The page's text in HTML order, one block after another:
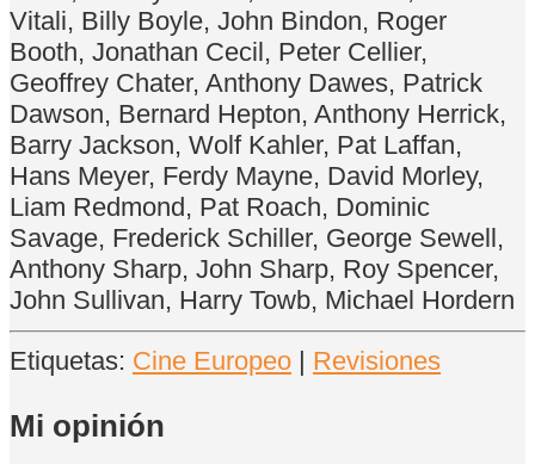
Vitali, Billy Boyle, John Bindon, Roger
Booth, Jonathan Cecil, Peter Cellier,
Geoffrey Chater, Anthony Dawes, Patrick
Dawson, Bernard Hepton, Anthony Herrick,
Barry Jackson, Wolf Kahler, Pat Laffan,
Hans Meyer, Ferdy Mayne, David Morley,
Liam Redmond, Pat Roach, Dominic
Savage, Frederick Schiller, George Sewell,
Anthony Sharp, John Sharp, Roy Spencer,
John Sullivan, Harry Towb, Michael Hordern
Etiquetas: Cine Europeo | Revisiones
Mi opinión